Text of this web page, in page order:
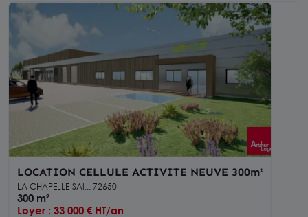
LOCATION CELLULE ACTIVITE NEUVE 300m²
LA CHAPELLE-SAI... 72650
300 m²
Loyer : 33 000 € HT/an